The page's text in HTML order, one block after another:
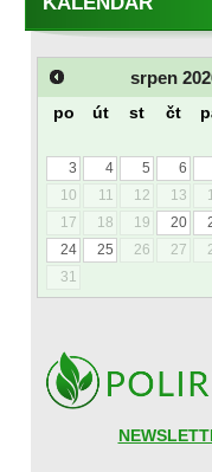
srpen
po út st čt
3
4 5 6
10
11 12 13
17
18 19 20
24
25 26 27
31